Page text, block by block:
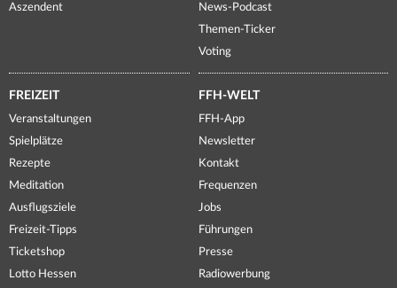
Aszendent
News-Podcast
Themen-Ticker
Voting
FREIZEIT
Veranstaltungen
Spielplätze
Rezepte
Meditation
Ausflugsziele
Freizeit-Tipps
Ticketshop
Lotto Hessen
FFH-WELT
FFH-App
Newsletter
Kontakt
Frequenzen
Jobs
Führungen
Presse
Radiowerbung